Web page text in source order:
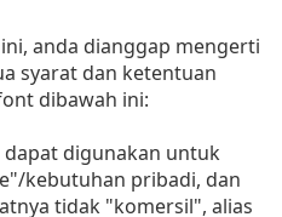
anda dianggap mengerti
syarat dan ketentuan
dibawah ini:
dapat digunakan untuk
kebutuhan pribadi, dan
tidak "komersil", alias